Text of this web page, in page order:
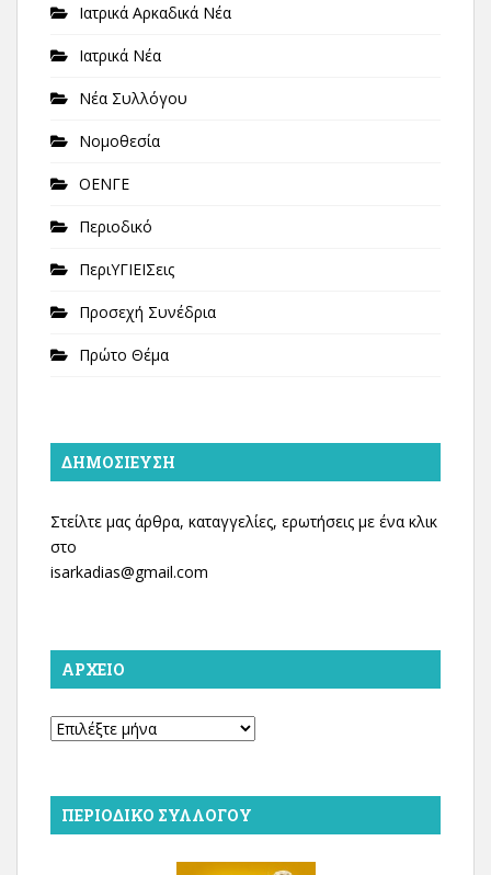
Ιατρικά Αρκαδικά Νέα
Ιατρικά Νέα
Νέα Συλλόγου
Νομοθεσία
ΟΕΝΓΕ
Περιοδικό
ΠεριΥΓΙΕΙΣεις
Προσεχή Συνέδρια
Πρώτο Θέμα
ΔΗΜΟΣΊΕΥΣΗ
Στείλτε μας άρθρα, καταγγελίες, ερωτήσεις με ένα κλικ
στο
isarkadias@gmail.com
ΑΡΧΕΊΟ
Αρχείο
ΠΕΡΙΟΔΙΚΌ ΣΥΛΛΌΓΟΥ